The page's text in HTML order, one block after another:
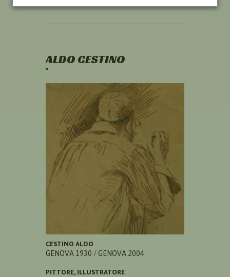
ALDO CESTINO
CESTINO ALDO
GENOVA 1930 / GENOVA 2004
PITTORE, ILLUSTRATORE